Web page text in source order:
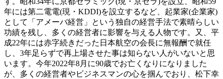
年には第二電電(現・KDDI)を設立するなど、起業家(企業家)
として「アメーバ経営」という独自の経営手法で素晴らしい
功績を残し、多くの経営者に影響を与える人物です。又、平
成22年には赤字続きだった日本航空の会長に無報酬で就任
し、3年足らずで再上場させた事は知らない人がいないと思
います。今年2022年8月に90歳でお亡くなりになりました
が、多くの経営者やビジネスマンの心を掴んでおり、松下幸